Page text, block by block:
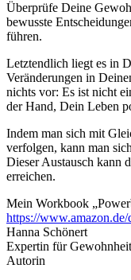
Überprüfe Deine
bewusste
führen.
Letztendlich liegt es in
Veränderungen in
nichts vor: Es ist nicht
der Hand, Dein Leben
Indem man sich mit
verfolgen, kann man
Dieser Austausch kann
erreichen.
Mein Workbook
https://
Hanna Schönert
Expertin für
Autorin